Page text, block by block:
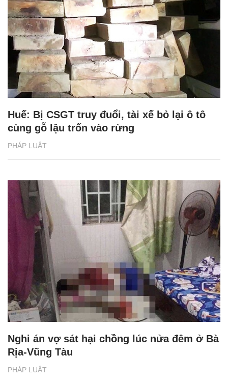
PHÁP LUẬT
Huế: Bị CSGT truy đuổi, tài xế bỏ lại ô tô
cùng gỗ lậu trốn vào rừng
PHÁP LUẬT
Nghi án vợ sát hại chồng lúc nửa đêm ở Bà
Rịa-Vũng Tàu